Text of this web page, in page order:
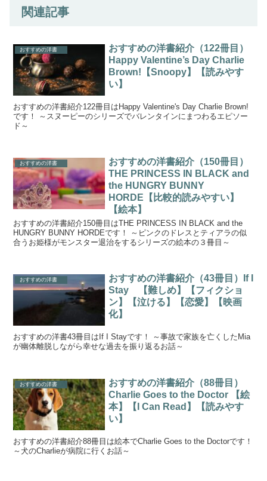
関連記事
おすすめの洋書
おすすめの洋書紹介（122冊目）
Happy Valentine’s Day Charlie
Brown!【Snoopy】【読みやす
い】
おすすめの洋書紹介122冊目はHappy Valentine's Day Charlie Brown!
です！ ～スヌーピーのシリーズでバレンタインにまつわるエピソー
ド～
おすすめの洋書
おすすめの洋書紹介（150冊目）
THE PRINCESS IN BLACK and
the HUNGRY BUNNY
HORDE【比較的読みやすい】
【絵本】
おすすめの洋書紹介150冊目はTHE PRINCESS IN BLACK and the
HUNGRY BUNNY HORDEです！ ～ピンクのドレスとティアラの似
合うお姫様がモンスター退治をするシリーズの絵本の３冊目～
おすすめの洋書
おすすめの洋書紹介（43冊目）If I
Stay 【難しめ】【フィクショ
ン】【泣ける】【恋愛】【映画
化】
おすすめの洋書43冊目はIf I Stayです！ ～事故で家族を亡くしたMia
が幽体離脱しながら幸せな過去を振り返るお話～
おすすめの洋書
おすすめの洋書紹介（88冊目）
Charlie Goes to the Doctor 【絵
本】【I Can Read】【読みやす
い】
おすすめの洋書紹介88冊目は絵本でCharlie Goes to the Doctorです！
～犬のCharlieが病院に行くお話～